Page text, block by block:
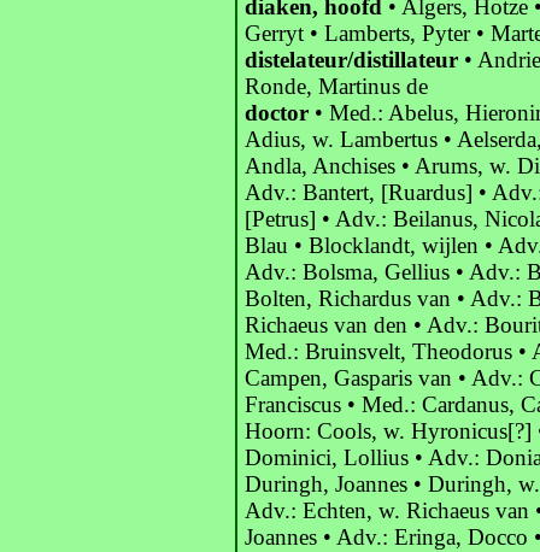
diaken, hoofd • Algers, Hotze
Gerryt • Lamberts, Pyter •
distelateur/distillateur •
Ronde, Martinus de
doctor • Med.: Abelus,
Adius, w. Lambertus •
Andla, Anchises • Arums, w.
Adv.: Bantert, [Ruardus] •
[Petrus] • Adv.: Beilanus,
Blau • Blocklandt, wijlen •
Adv.: Bolsma, Gellius • Adv.:
Bolten, Richardus van • Adv.:
Richaeus van den • Adv.:
Med.: Bruinsvelt, Theodorus •
Campen, Gasparis van • Adv.:
Franciscus • Med.: Cardanus,
Hoorn: Cools, w. Hyronicus[?]
Dominici, Lollius • Adv.:
Duringh, Joannes • Duringh,
Adv.: Echten, w. Richaeus van
Joannes • Adv.: Eringa,